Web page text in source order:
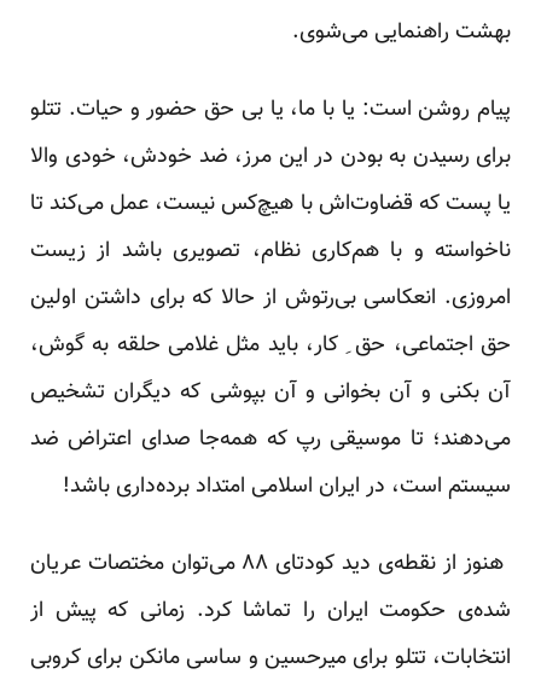
بهشت راهنمایی می‌شوی.
پیام روشن است: یا با ما، یا بی حق حضور و حیات. تتلو
برای رسیدن به بودن در این مرز، ضد خودش، خودی والا
یا پست که قضاوت‌اش با هیچ‌کس نیست، عمل می‌کند تا
ناخواسته و با هم‌کاری نظام، تصویری باشد از زیست
امروزی. انعکاسی بی‌رتوش از حالا که برای داشتن اولین
حق اجتماعی، حق ِ کار، باید مثل غلامی حلقه به گوش،
آن بکنی و آن بخوانی و آن بپوشی که دیگران تشخیص
می‌دهند؛ تا موسیقی رپ که همه‌جا صدای اعتراض ضد
سیستم است، در ایران اسلامی امتداد برده‌داری باشد!
هنوز از نقطه‌ی دید کودتای ۸۸ می‌توان مختصات عریان
شده‌ی حکومت ایران را تماشا کرد. زمانی که پیش از
انتخابات،تتلو برای میرحسین و ساسی مانکن برای کروبی